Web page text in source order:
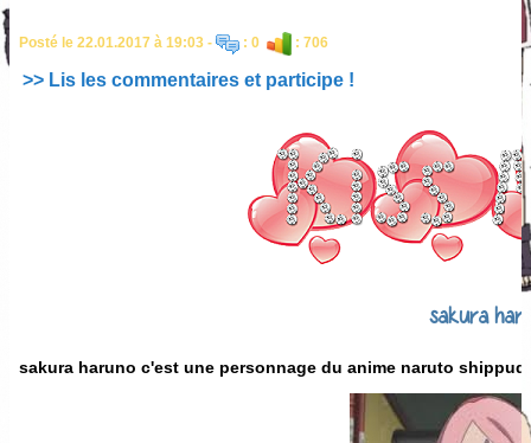
Posté le 22.01.2017 à 19:03 - : 0 : 706
>> Lis les commentaires et participe !
sakura
sakura haruno c'est une personnage du anime naruto